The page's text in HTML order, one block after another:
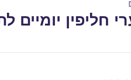
חליפין יומיים לתאריך